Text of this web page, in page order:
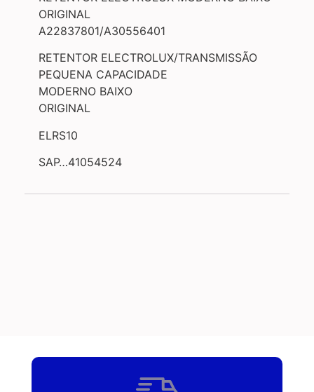
ORIGINAL
A22837801/A30556401
RETENTOR ELECTROLUX/TRANSMISSÃO
PEQUENA CAPACIDADE
MODERNO BAIXO
ORIGINAL
ELRS10
SAP…41054524